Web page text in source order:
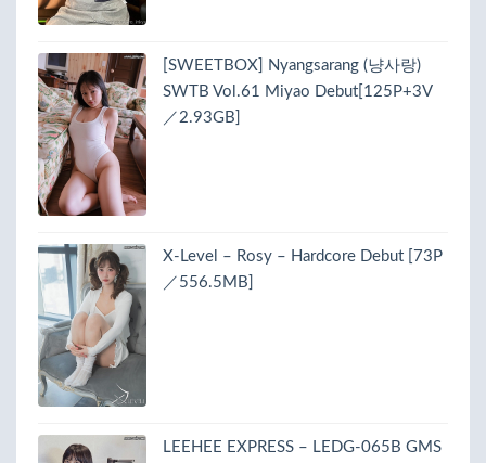
[SWEETBOX] Nyangsarang (냥사랑)
SWTB Vol.61 Miyao Debut[125P+3V
／2.93GB]
X-Level – Rosy – Hardcore Debut [73P
／556.5MB]
LEEHEE EXPRESS – LEDG-065B GMS